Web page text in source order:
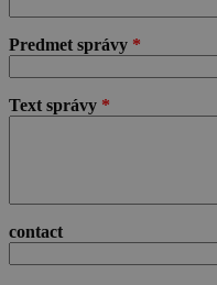
Predmet správy *
Text správy *
contact